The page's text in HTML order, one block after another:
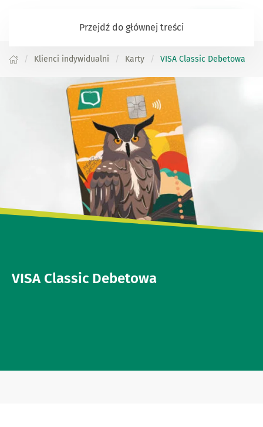
Przejdź do głównej treści
Klienci indywidualni Karty VISA Classic Debetowa
VISA Classic Debetowa